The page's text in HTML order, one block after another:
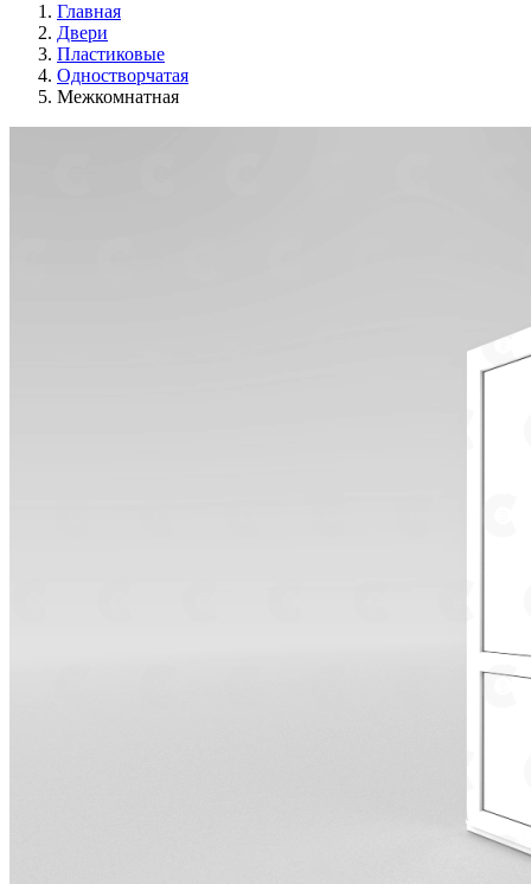
Главная
Двери
Пластиковые
Одностворчатая
Межкомнатная